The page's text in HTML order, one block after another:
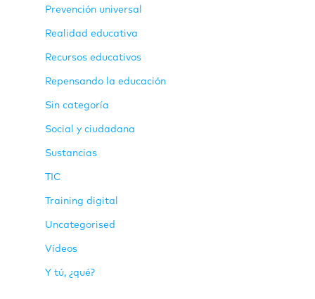
Prevención universal
Realidad educativa
Recursos educativos
Repensando la educación
Sin categoría
Social y ciudadana
Sustancias
TIC
Training digital
Uncategorised
Vídeos
Y tú, ¿qué?